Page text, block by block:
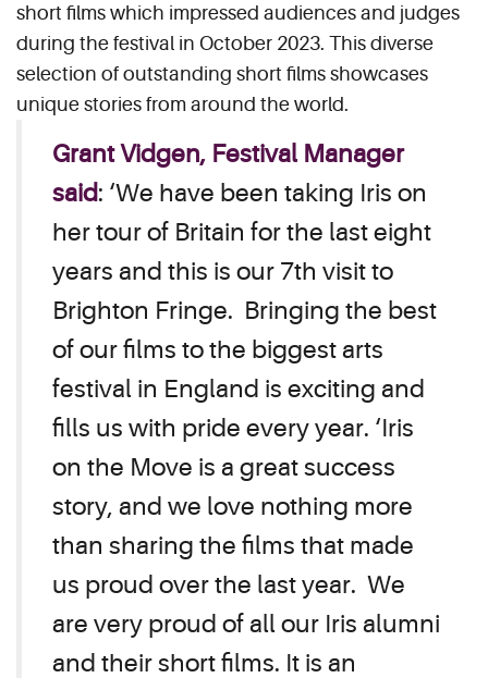
short films which impressed audiences and judges
during the festival in October 2023. This diverse
selection of outstanding short films showcases
unique stories from around the world.
Grant Vidgen, Festival Manager
said: ‘We have been taking Iris on
her tour of Britain for the last eight
years and this is our 7th visit to
Brighton Fringe. Bringing the best
of our films to the biggest arts
festival in England is exciting and
fills us with pride every year. ‘Iris
on the Move is a great success
story, and we love nothing more
than sharing the films that made
us proud over the last year. We
are very proud of all our Iris alumni
and their short films. It is an